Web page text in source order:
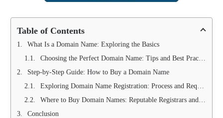
Table of Contents
What Is a Domain Name: Exploring the Basics
Choosing the Perfect Domain Name: Tips and Best Practices
Step-by-Step Guide: How to Buy a Domain Name
Exploring Domain Name Registration: Process and Requirements
Where to Buy Domain Names: Reputable Registrars and Marketplaces
Conclusion